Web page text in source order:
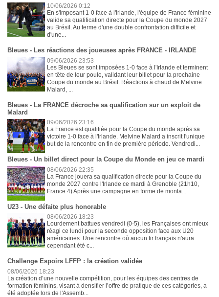
10/06/2026 0:12
En s'imposant 1-0 face à l'Irlande, l'équipe de France féminine
valide sa qualification directe pour la Coupe du monde 2027
au Brésil. Au terme d'une double confrontation difficile et
d'une...
Bleues - Les réactions des joueuses après FRANCE - IRLANDE
09/06/2026 23:53
Les Bleues se sont imposées 1-0 face à l'Irlande et terminent
en tête de leur poule, validant leur billet pour la prochaine
Coupe du monde au Brésil. Réactions à chaud de Melvine
Malard, ...
Bleues - La FRANCE décroche sa qualification sur un exploit de
Malard
09/06/2026 23:16
La France est qualifiée pour la Coupe du monde après sa
victoire 1-0 face à l'Irlande. Melvine Malard a inscrit l'unique
but de la rencontre en fin de première période. Vendredi...
Bleues - Un billet direct pour la Coupe du Monde en jeu ce mardi
08/06/2026 22:35
La France jouera sa qualification directe pour la Coupe du
monde 2027 contre l'Irlande ce mardi à Grenoble (21h10,
France 4) Après une campagne en forme de monta...
U23 - Une défaite plus honorable
08/06/2026 18:23
Lourdement battues vendredi (0-5), les Françaises ont mieux
réagi ce lundi pour la seconde opposition face aux U20
américaines. Une rencontre où aucun tir français n'aura
cependant été c...
Challenge Espoirs LFFP : la création validée
08/06/2026 18:23
La création d’une nouvelle compétition, pour les équipes des centres de
formation féminins, visant à densifier l’offre de pratique de ces catégories, a
été adoptée lors de l'Assemb...